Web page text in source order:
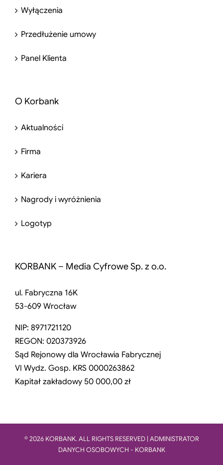
Wyłączenia
Przedłużenie umowy
Panel Klienta
O Korbank
Aktualności
Firma
Kariera
Nagrody i wyróżnienia
Logotyp
KORBANK – Media Cyfrowe Sp. z o.o.
ul. Fabryczna 16K
53-609 Wrocław
NIP: 8971721120
REGON: 020373926
Sąd Rejonowy dla Wrocławia Fabrycznej
VI Wydz. Gosp. KRS 0000263862
Kapitał zakładowy 50 000,00 zł
© 2026 KORBANK. ALL RIGHTS RESERVED | ADMINISTRATOR
DANYCH OSOBOWYCH - KORBANK